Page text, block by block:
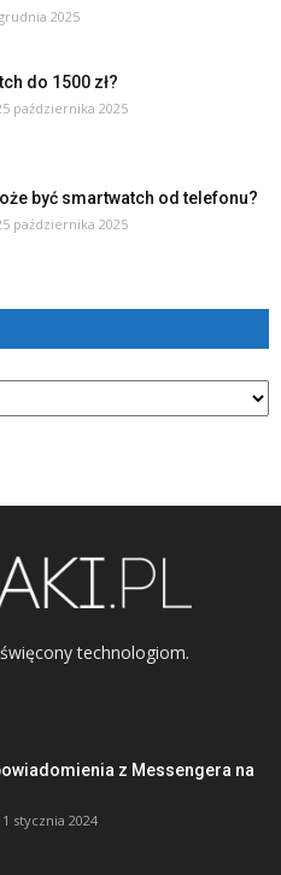
2025
do 1500 zł?
października 2025
być smartwatch od telefonu?
października 2025
technologiom.
z Messengera na
stycznia 2024